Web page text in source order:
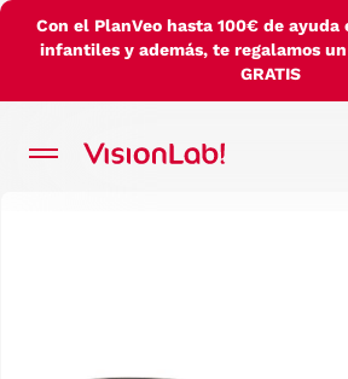
Con el PlanVeo hasta 100€ de ayuda
infantiles y además, te regalamos
GRATIS